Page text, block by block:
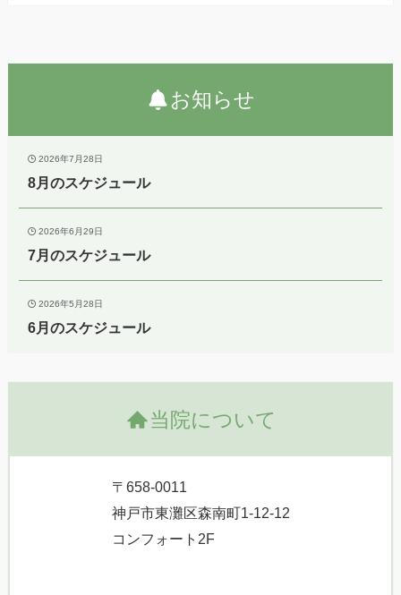
お知らせ
2026年7月28日
8月のスケジュール
2026年6月29日
7月のスケジュール
2026年5月28日
6月のスケジュール
当院について
〒658-0011
神戸市東灘区森南町1-12-12
コンフォート2F